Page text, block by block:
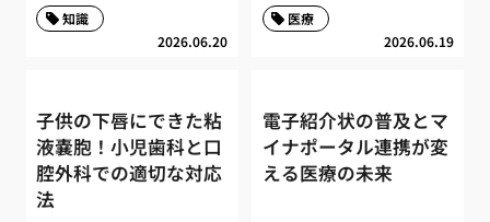
2026.06.20
知識
2026.06.19
医療
子供の下唇にできた粘
液嚢胞！小児歯科と口
腔外科での適切な対応
法
電子紹介状の普及とマ
イナポータル連携が変
える医療の未来